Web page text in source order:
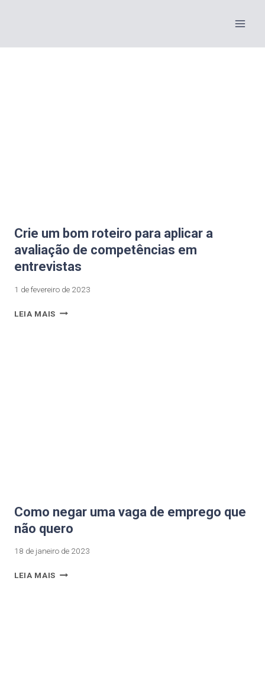
Crie um bom roteiro para aplicar a
avaliação de competências em
entrevistas
1 de fevereiro de 2023
LEIA MAIS
Como negar uma vaga de emprego que
não quero
18 de janeiro de 2023
LEIA MAIS